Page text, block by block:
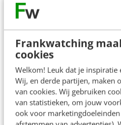
Frankwatching
cookies
Welkom! Leuk dat je
Wij, en derde partijen, maken
van cookies. Wij gebruiken
van statistieken, om jouw
ook voor
Tarieven
Meer contactopties
Frankwatching
Adverteren
Contact
Nieuwsbrieven